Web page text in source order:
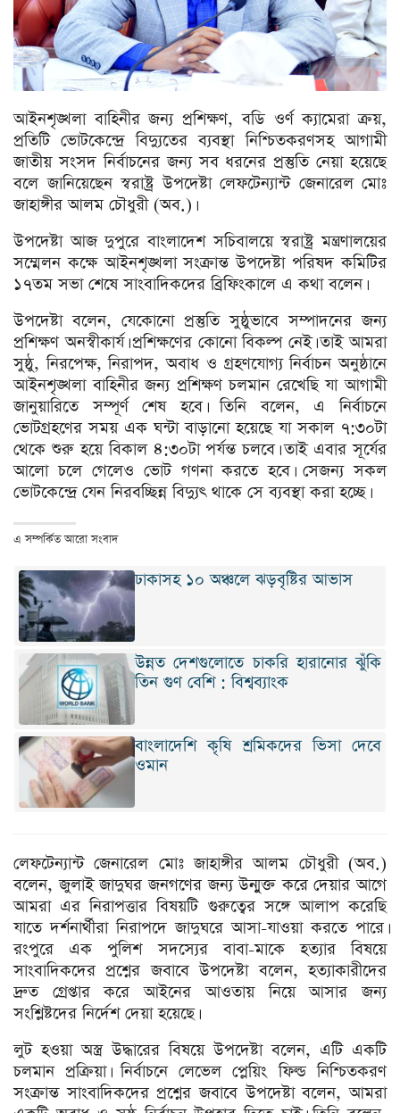
আইনশৃঙ্খলা বাহিনীর জন্য প্রশিক্ষণ, বডি ওর্ণ ক্যামেরা ক্রয়,
প্রতিটি ভোটকেন্দ্রে বিদ্যুতের ব্যবস্থা নিশ্চিতকরণসহ আগামী
জাতীয় সংসদ নির্বাচনের জন্য সব ধরনের প্রস্তুতি নেয়া হয়েছে
বলে জানিয়েছেন স্বরাষ্ট্র উপদেষ্টা লেফটেন্যান্ট জেনারেল মোঃ
জাহাঙ্গীর আলম চৌধুরী (অব.)।
উপদেষ্টা আজ দুপুরে বাংলাদেশ সচিবালয়ে স্বরাষ্ট্র মন্ত্রণালয়ের
সম্মেলন কক্ষে আইনশৃঙ্খলা সংক্রান্ত উপদেষ্টা পরিষদ কমিটির
১৭তম সভা শেষে সাংবাদিকদের ব্রিফিংকালে এ কথা বলেন।
উপদেষ্টা বলেন, যেকোনো প্রস্তুতি সুষ্ঠুভাবে সম্পাদনের জন্য
প্রশিক্ষণ অনস্বীকার্য। প্রশিক্ষণের কোনো বিকল্প নেই। তাই আমরা
সুষ্ঠু, নিরপেক্ষ, নিরাপদ, অবাধ ও গ্রহণযোগ্য নির্বাচন অনুষ্ঠানে
আইনশৃঙ্খলা বাহিনীর জন্য প্রশিক্ষণ চলমান রেখেছি যা আগামী
জানুয়ারিতে সম্পূর্ণ শেষ হবে। তিনি বলেন, এ নির্বাচনে
ভোটগ্রহণের সময় এক ঘন্টা বাড়ানো হয়েছে যা সকাল ৭:৩০টা
থেকে শুরু হয়ে বিকাল ৪:৩০টা পর্যন্ত চলবে। তাই এবার সূর্যের
আলো চলে গেলেও ভোট গণনা করতে হবে। সেজন্য সকল
ভোটকেন্দ্রে যেন নিরবচ্ছিন্ন বিদ্যুৎ থাকে সে ব্যবস্থা করা হচ্ছে।
এ সম্পর্কিত আরো সংবাদ
ঢাকাসহ ১০ অঞ্চলে ঝড়বৃষ্টির আভাস
উন্নত দেশগুলোতে চাকরি হারানোর ঝুঁকি
তিন গুণ বেশি : বিশ্বব্যাংক
বাংলাদেশি কৃষি শ্রমিকদের ভিসা দেবে
ওমান
লেফটেন্যান্ট জেনারেল মোঃ জাহাঙ্গীর আলম চৌধুরী (অব.)
বলেন, জুলাই জাদুঘর জনগণের জন্য উন্মুক্ত করে দেয়ার আগে
আমরা এর নিরাপত্তার বিষয়টি গুরুত্বের সঙ্গে আলাপ করেছি
যাতে দর্শনার্থীরা নিরাপদে জাদুঘরে আসা-যাওয়া করতে পারে।
রংপুরে এক পুলিশ সদস্যের বাবা-মাকে হত্যার বিষয়ে
সাংবাদিকদের প্রশ্নের জবাবে উপদেষ্টা বলেন, হত্যাকারীদের
দ্রুত গ্রেপ্তার করে আইনের আওতায় নিয়ে আসার জন্য
সংশ্লিষ্টদের নির্দেশ দেয়া হয়েছে।
লুট হওয়া অস্ত্র উদ্ধারের বিষয়ে উপদেষ্টা বলেন, এটি একটি
চলমান প্রক্রিয়া। নির্বাচনে লেভেল প্লেয়িং ফিল্ড নিশ্চিতকরণ
সংক্রান্ত সাংবাদিকদের প্রশ্নের জবাবে উপদেষ্টা বলেন, আমরা